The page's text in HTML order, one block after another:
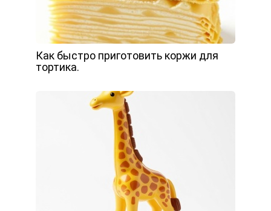
Как быстро приготовить коржи для
тортика.